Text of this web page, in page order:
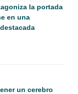
la portada
en una
un cerebro